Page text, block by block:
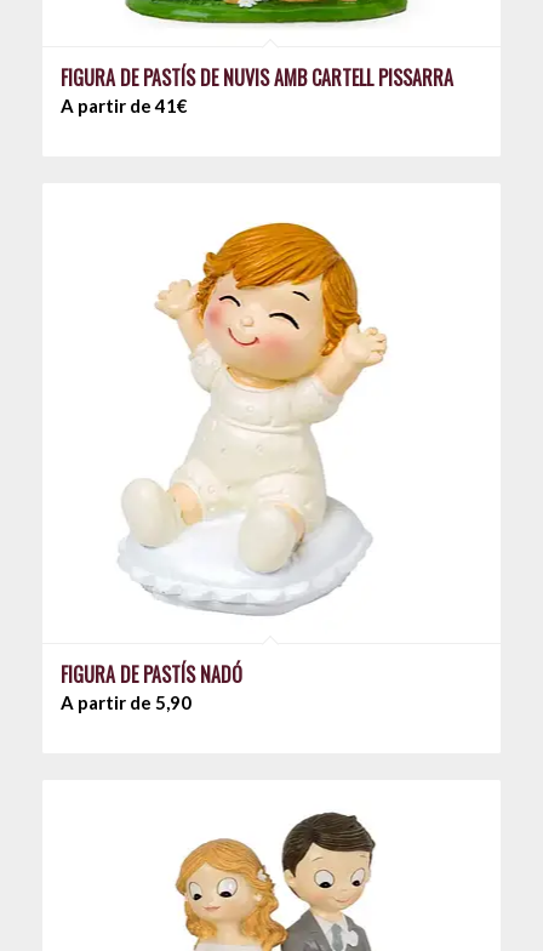
FIGURA DE PASTÍS DE NUVIS AMB CARTELL PISSARRA
A partir de 41€
FIGURA DE PASTÍS NADÓ
A partir de 5,90